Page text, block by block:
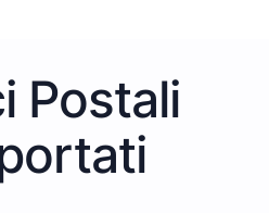
Postali